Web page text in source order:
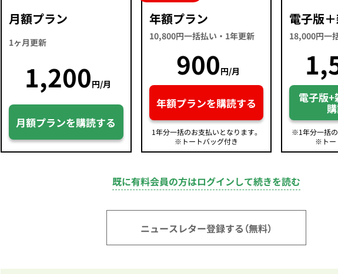
月額プラン
1ヶ月更新
1,200円/月
月額プランを購読する
年額プラン
10,800円一括払い・1年更新
900円/月
年額プランを購読する
1年分一括のお支払いとなります。
※トートバッグ付き
電子版
18,000円一
電子版
※1年分一括
※トー
既に有料会員の方はログインして続きを読む
ニュースレター登録する（無料）